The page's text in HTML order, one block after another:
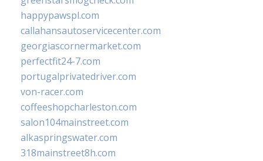
happypawspl.com
callahansautoservicecenter.com
georgiascornermarket.com
perfectfit24-7.com
portugalprivatedriver.com
von-racer.com
coffeeshopcharleston.com
salon104mainstreet.com
alkaspringswater.com
318mainstreet8h.com